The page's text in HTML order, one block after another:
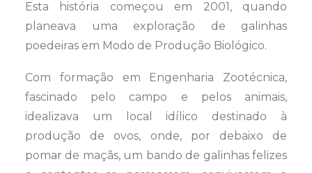
Esta história começou em 2001, quando
planeava uma exploração de galinhas
poedeiras em Modo de Produção Biológico.
Com formação em Engenharia Zootécnica,
fascinado pelo campo e pelos animais,
idealizava um local idílico destinado à
produção de ovos, onde, por debaixo de
pomar de maçãs, um bando de galinhas felizes